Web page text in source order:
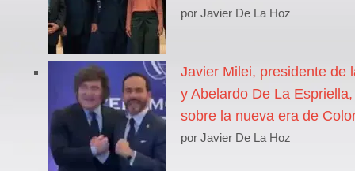
por Javier De La Hoz
Javier Milei, presidente de
y Abelardo De La
sobre la nueva era de
por Javier De La Hoz